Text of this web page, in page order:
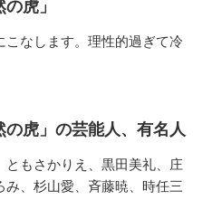
虎」
こなします。理性的過ぎて冷
の虎」の芸能人、有名人
もさかりえ、黒田美礼、庄
、杉山愛、斉藤暁、時任三